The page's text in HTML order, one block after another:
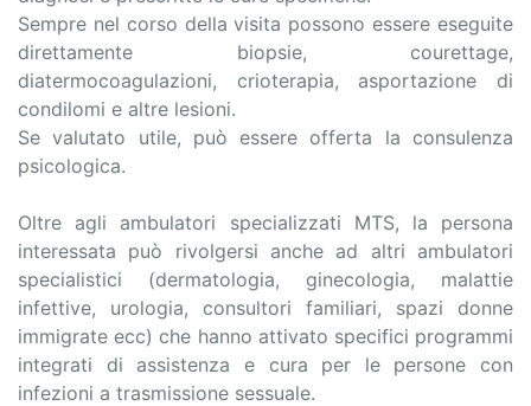
Sempre nel corso della visita possono essere eseguite
direttamente biopsie, courettage,
diatermocoagulazioni, crioterapia, asportazione di
condilomi e altre lesioni.
Se valutato utile, può essere offerta la consulenza
psicologica.
Oltre agli ambulatori specializzati MTS, la persona
interessata può rivolgersi anche ad altri ambulatori
specialistici (dermatologia, ginecologia, malattie
infettive, urologia, consultori familiari, spazi donne
immigrate ecc) che hanno attivato specifici programmi
integrati di assistenza e cura per le persone con
infezioni a trasmissione sessuale.